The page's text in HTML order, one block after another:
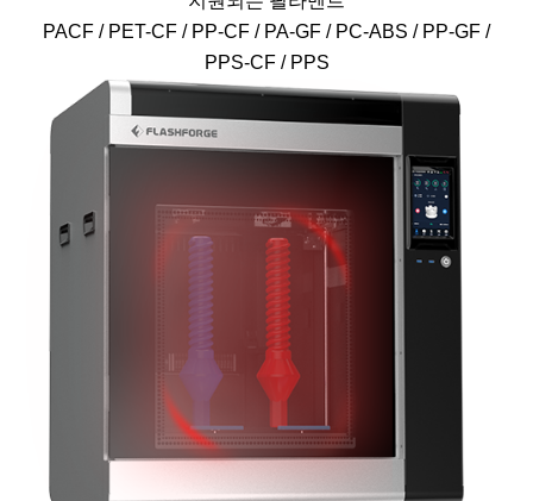
PACF / PET-CF / PP-CF / PA-GF / PC-ABS / PP-GF /
PPS-CF / PPS